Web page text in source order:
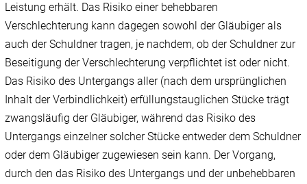
Leistung erhält. Das Risiko einer behebbaren
Verschlechterung kann dagegen sowohl der Gläubiger als
auch der Schuldner tragen, je nachdem, ob der Schuldner zur
Beseitigung der Verschlechterung verpflichtet ist oder nicht.
Das Risiko des Untergangs aller (nach dem ursprünglichen
Inhalt der Verbindlichkeit) erfüllungstauglichen Stücke trägt
zwangsläufig der Gläubiger, während das Risiko des
Untergangs einzelner solcher Stücke entweder dem Schuldner
oder dem Gläubiger zugewiesen sein kann. Der Vorgang,
durch den das Risiko des Untergangs und der unbehebbaren